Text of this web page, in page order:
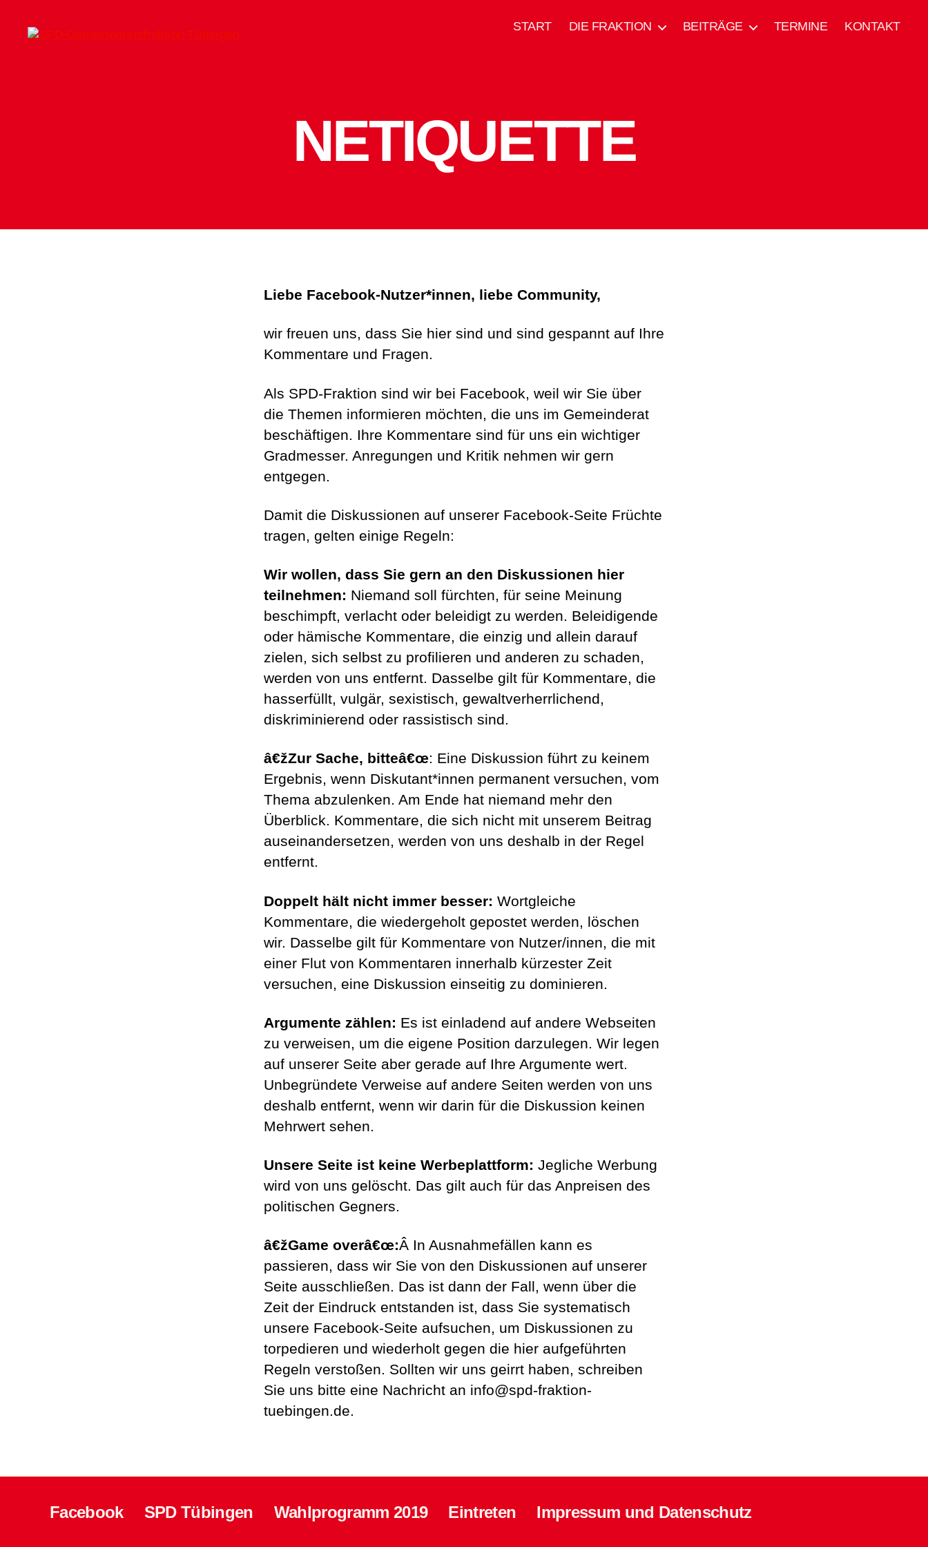
SPD-
START DIE FRAKTION BEITRÄGE TERMINE KONTAKT
NETIQUETTE
Liebe Facebook-Nutzer*innen, liebe Community,
wir freuen uns, dass Sie hier sind und sind gespannt auf Ihre
Kommentare und Fragen.
Als SPD-Fraktion sind wir bei Facebook, weil wir Sie über
die Themen informieren möchten, die uns im Gemeinderat
beschäftigen. Ihre Kommentare sind für uns ein wichtiger
Gradmesser. Anregungen und Kritik nehmen wir gern
entgegen.
Damit die Diskussionen auf unserer Facebook-Seite Früchte
tragen, gelten einige Regeln:
Wir wollen, dass Sie gern an den Diskussionen hier
teilnehmen: Niemand soll fürchten, für seine Meinung
beschimpft, verlacht oder beleidigt zu werden. Beleidigende
oder hämische Kommentare, die einzig und allein darauf
zielen, sich selbst zu profilieren und anderen zu schaden,
werden von uns entfernt. Dasselbe gilt für Kommentare, die
hasserfüllt, vulgär, sexistisch, gewaltverherrlichend,
diskriminierend oder rassistisch sind.
â€žZur Sache, bitteâ€œ: Eine Diskussion führt zu keinem
Ergebnis, wenn Diskutant*innen permanent versuchen, vom
Thema abzulenken. Am Ende hat niemand mehr den
Überblick. Kommentare, die sich nicht mit unserem Beitrag
auseinandersetzen, werden von uns deshalb in der Regel
entfernt.
Doppelt hält nicht immer besser: Wortgleiche
Kommentare, die wiedergeholt gepostet werden, löschen
wir. Dasselbe gilt für Kommentare von Nutzer/innen, die mit
einer Flut von Kommentaren innerhalb kürzester Zeit
versuchen, eine Diskussion einseitig zu dominieren.
Argumente zählen: Es ist einladend auf andere Webseiten
zu verweisen, um die eigene Position darzulegen. Wir legen
auf unserer Seite aber gerade auf Ihre Argumente wert.
Unbegründete Verweise auf andere Seiten werden von uns
deshalb entfernt, wenn wir darin für die Diskussion keinen
Mehrwert sehen.
Unsere Seite ist keine Werbeplattform: Jegliche Werbung
wird von uns gelöscht. Das gilt auch für das Anpreisen des
politischen Gegners.
â€žGame overâ€œ:Â In Ausnahmefällen kann es
passieren, dass wir Sie von den Diskussionen auf unserer
Seite ausschließen. Das ist dann der Fall, wenn über die
Zeit der Eindruck entstanden ist, dass Sie systematisch
unsere Facebook-Seite aufsuchen, um Diskussionen zu
torpedieren und wiederholt gegen die hier aufgeführten
Regeln verstoßen. Sollten wir uns geirrt haben, schreiben
Sie uns bitte eine Nachricht an info@spd-fraktion-
tuebingen.de.
Facebook SPD Tübingen Wahlprogramm 2019 Eintreten Impressum und Datenschutz